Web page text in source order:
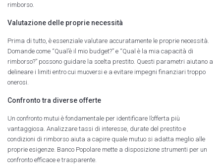
rimborso.
Valutazione delle proprie necessità
Prima di tutto, è essenziale valutare accuratamente le proprie necessità.
Domande come “Qual’è il mio budget?” e “Qual è la mia capacità di
rimborso?” possono guidare la scelta prestito. Questi parametri aiutano a
delineare i limiti entro cui muoversi e a evitare impegni finanziari troppo
onerosi.
Confronto tra diverse offerte
Un confronto mutui è fondamentale per identificare l’offerta più
vantaggiosa. Analizzare tassi di interesse, durate del prestito e
condizioni di rimborso aiuta a capire quale mutuo si adatta meglio alle
proprie esigenze. Banco Popolare mette a disposizione strumenti per un
confronto efficace e trasparente.